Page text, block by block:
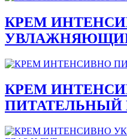
КРЕМ
КРЕМ